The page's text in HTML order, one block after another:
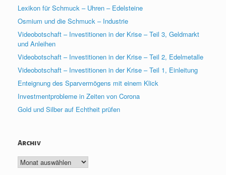
Lexikon für Schmuck – Uhren – Edelsteine
Osmium und die Schmuck – Industrie
Videobotschaft – Investitionen in der Krise – Teil 3, Geldmarkt
und Anleihen
Videobotschaft – Investitionen in der Krise – Teil 2, Edelmetalle
Videobotschaft – Investitionen in der Krise – Teil 1, Einleitung
Enteignung des Sparvermögens mit einem Klick
Investmentprobleme in Zeiten von Corona
Gold und Silber auf Echtheit prüfen
Archiv
Archiv